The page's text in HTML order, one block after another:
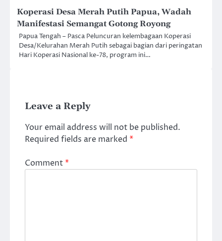
Koperasi Desa Merah Putih Papua, Wadah
Manifestasi Semangat Gotong Royong
Papua Tengah – Pasca Peluncuran kelembagaan Koperasi
Desa/Kelurahan Merah Putih sebagai bagian dari peringatan
Hari Koperasi Nasional ke-78, program ini…
Leave a Reply
Your email address will not be published.
Required fields are marked *
Comment*